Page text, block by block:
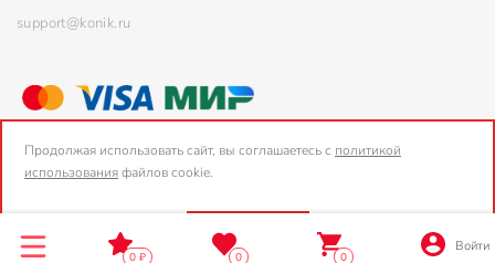
0 0 0
Войти
support@konik.ru
2006-2026, Konik.ru
Продолжая использовать сайт, вы соглашаетесь с политикой
использованияфайлов cookie.